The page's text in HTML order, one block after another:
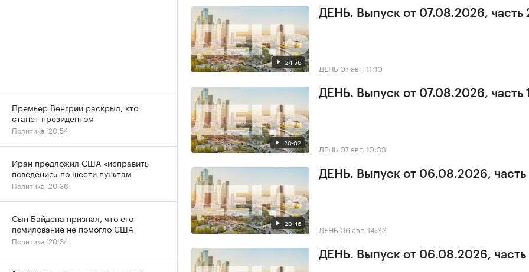
24:56
ДЕНЬ. Выпуск от 07.08.2026, часть
ДЕНЬ 07 авг, 11:10
20:02
ДЕНЬ. Выпуск от 07.08.2026, часть 1
ДЕНЬ 07 авг, 10:33
20:46
ДЕНЬ. Выпуск от 06.08.2026, часть
ДЕНЬ 06 авг, 14:33
ДЕНЬ. Выпуск от 06.08.2026, часть
Премьер Венгрии раскрыл, кто
станет президентом
Политика, 20:54
Иран предложил США «исправить
поведение» по шести пунктам
Политика, 20:36
Сын Байдена признал, что его
помилование не помогло США
Политика, 20:34